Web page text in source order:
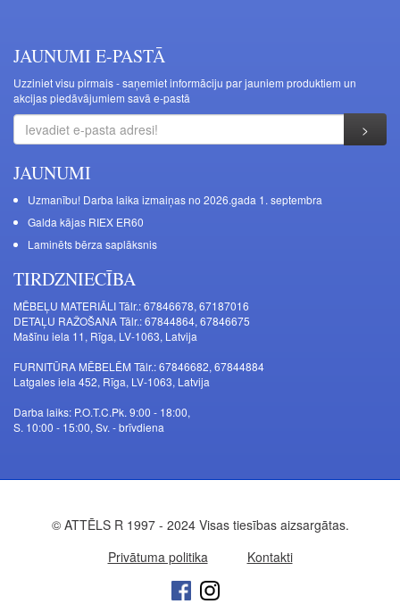
JAUNUMI E-PASTĀ
Uzziniet visu pirmais - saņemiet informāciju par jauniem produktiem un
akcijas piedāvājumiem savā e-pastā
JAUNUMI
Uzmanību! Darba laika izmaiņas no 2026.gada 1. septembra
Galda kājas RIEX ER60
Laminēts bērza saplāksnis
TIRDZNIECĪBA
MĒBEĻU MATERIĀLI Tālr.: 67846678, 67187016
DETAĻU RAŽOŠANA Tālr.: 67844864, 67846675
Mašīnu iela 11, Rīga, LV-1063, Latvija
FURNITŪRA MĒBELĒM Tālr.: 67846682, 67844884
Latgales iela 452, Rīga, LV-1063, Latvija
Darba laiks: P.O.T.C.Pk. 9:00 - 18:00,
S. 10:00 - 15:00, Sv. - brīvdiena
© ATTĒLS R 1997 - 2024 Visas tiesības aizsargātas.
Privātuma politika
Kontakti